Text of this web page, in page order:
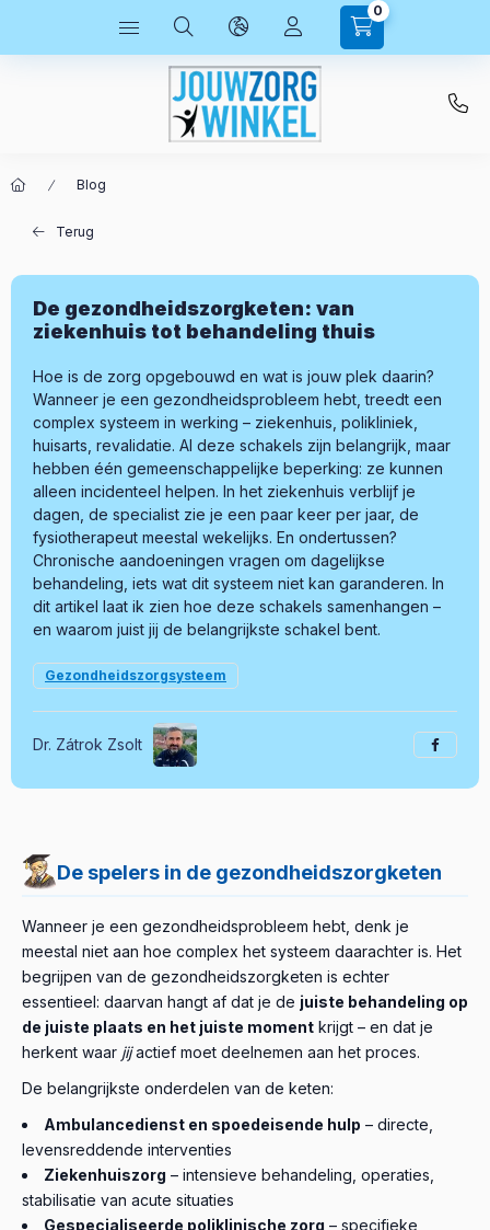
0
Blog
Terug
De gezondheidszorgketen: van
ziekenhuis tot behandeling thuis
Hoe is de zorg opgebouwd en wat is jouw plek daarin?
Wanneer je een gezondheidsprobleem hebt, treedt een
complex systeem in werking – ziekenhuis, polikliniek,
huisarts, revalidatie. Al deze schakels zijn belangrijk, maar
hebben één gemeenschappelijke beperking: ze kunnen
alleen incidenteel helpen. In het ziekenhuis verblijf je
dagen, de specialist zie je een paar keer per jaar, de
fysiotherapeut meestal wekelijks. En ondertussen?
Chronische aandoeningen vragen om dagelijkse
behandeling, iets wat dit systeem niet kan garanderen. In
dit artikel laat ik zien hoe deze schakels samenhangen –
en waarom juist jij de belangrijkste schakel bent.
Gezondheidszorgsysteem
Dr. Zátrok Zsolt
De spelers in de gezondheidszorgketen
Wanneer je een gezondheidsprobleem hebt, denk je
meestal niet aan hoe complex het systeem daarachter is. Het
begrijpen van de gezondheidszorgketen is echter
essentieel: daarvan hangt af dat je de juiste behandeling op
de juiste plaats en het juiste moment krijgt – en dat je
herkent waar jijactief moet deelnemen aan het proces.
De belangrijkste onderdelen van de keten:
Ambulancedienst en spoedeisende hulp – directe,
levensreddende interventies
Ziekenhuiszorg – intensieve behandeling, operaties,
stabilisatie van acute situaties
Gespecialiseerde poliklinische zorg – specifieke